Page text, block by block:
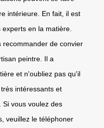
intérieure. En fait, il est
en la matière.
recommander de convier
peintre. Il a
et n'oubliez pas qu'il
intéressants et
Si vous voulez des
veuillez le téléphoner